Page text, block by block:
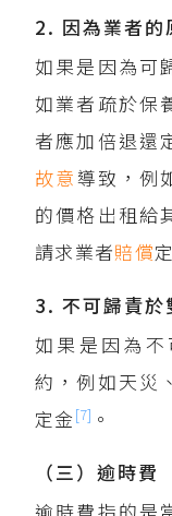
2. 因為業者的
如果是因為可
如業者疏於保
者應加倍退還
故意導致，例
的價格出租給
請求業者賠償
3. 不可歸責於
如果是因為
約，例如天災
定金[7] 。
（三）逾時費